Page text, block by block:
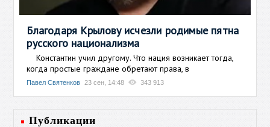
Благодаря Крылову исчезли родимые пятна
русского национализма
Константин учил другому. Что нация возникает тогда,
когда простые граждане обретают права, в
Павел Святенков 23 сен, 14:48 343 913
Публикации